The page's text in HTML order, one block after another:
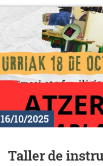
16/10/2025
Taller de